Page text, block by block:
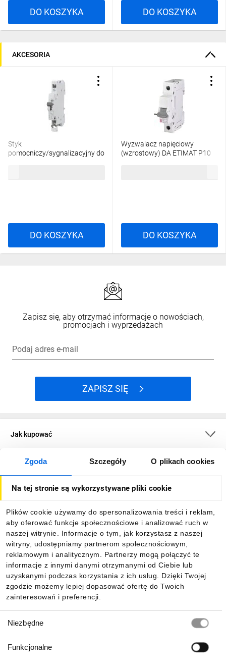
Zgoda Szczegóły O plikach cookies
Na tej stronie są wykorzystywane pliki cookie
Plików cookie używamy do spersonalizowania treści i reklam,
aby oferować funkcje społecznościowe i analizować ruch w
naszej witrynie. Informacje o tym, jak korzystasz z naszej
witryny, udostępniamy partnerom społecznościowym,
reklamowym i analitycznym. Partnerzy mogą połączyć te
informacje z innymi danymi otrzymanymi od Ciebie lub
uzyskanymi podczas korzystania z ich usług. Dzięki Twojej
zgodzie możemy lepiej dopasować ofertę do Twoich
zainteresowań i preferencji.
zgody
Niezbędne
Funkcjonalne
DO KOSZYKA DO KOSZYKA
AKCESORIA
Styk
pomocniczy/sygnalizacyjny do
DO KOSZYKA
Wyzwalacz napięciowy
(wzrostowy) DA ETIMAT P10
DO KOSZYKA
Zapisz się, aby otrzymać informacje o nowościach,
promocjach i wyprzedażach
Podaj adres e-mail
ZAPISZ SIĘ
Jak kupować
O firmie
Informacje
Pobierz naszą aplikację mobilną: